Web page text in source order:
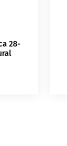
28-